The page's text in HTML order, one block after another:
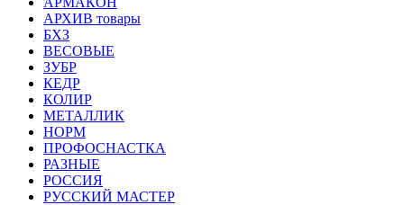
АРХИВ товары
БХЗ
ВЕСОВЫЕ
ЗУБР
КЕДР
КОЛИР
МЕТАЛЛИК
НОРМ
ПРОФОСНАСТКА
РАЗНЫЕ
РОССИЯ
РУССКИЙ МАСТЕР